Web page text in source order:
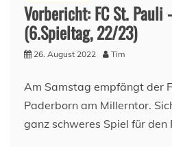
Vorbericht: FC St. Pauli
(6.Spieltag, 22/23)
26. August 2022 Tim
Am Samstag empfängt der
Paderborn am Millerntor.
ganz schweres Spiel für den